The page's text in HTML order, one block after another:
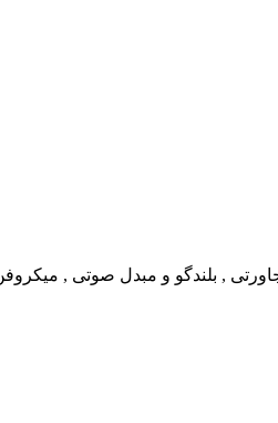
, بلندگو و مبدل صوتی ,